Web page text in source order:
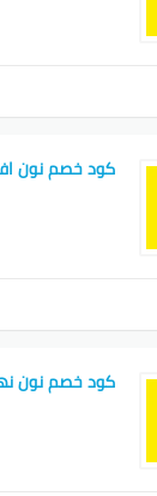
كود خصم نون
كود خصم نون